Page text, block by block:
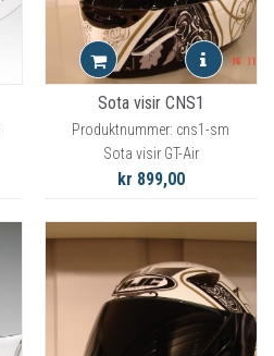
Sota visir CNS1
Produktnummer: cns1-sm
Sota visir GT-Air
kr 899,00